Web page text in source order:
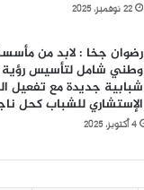
22 نوفمبر، 2025
رضوان جخا : لابد من
وطني شامل لتأسيس رؤية
شبابية جديدة مع تفعيل
الإستشاري للشباب كحل
4 أكتوبر، 2025